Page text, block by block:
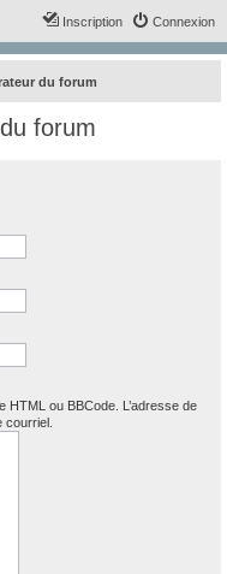
Connexion
Inscription
du forum
forum
ou BBCode. L’adresse de